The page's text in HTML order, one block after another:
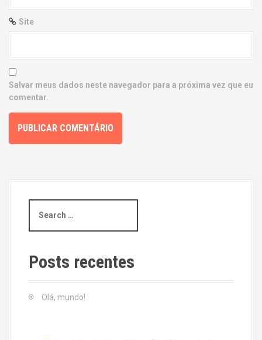
Site
Salvar meus dados neste navegador para a próxima vez que eu
comentar.
a
c
h
Posts recentes
Olá, mundo!